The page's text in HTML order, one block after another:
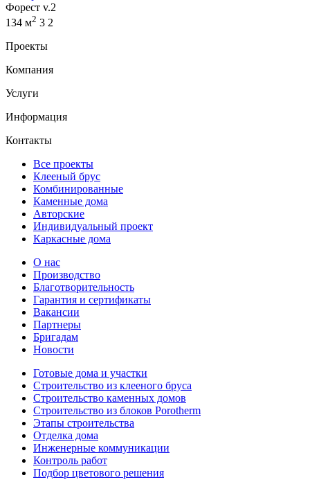
Форест v.2
134 м2 3 2
Проекты
Компания
Услуги
Информация
Контакты
Все проекты
Клееный брус
Комбинированные
Каменные дома
Авторские
Индивидуальный проект
Каркасные дома
О нас
Производство
Благотворительность
Гарантия и сертификаты
Вакансии
Партнеры
Бригадам
Новости
Готовые дома и участки
Строительство из клееного бруса
Строительство каменных домов
Строительство из блоков Porotherm
Этапы строительства
Отделка дома
Инженерные коммуникации
Контроль работ
Подбор цветового решения